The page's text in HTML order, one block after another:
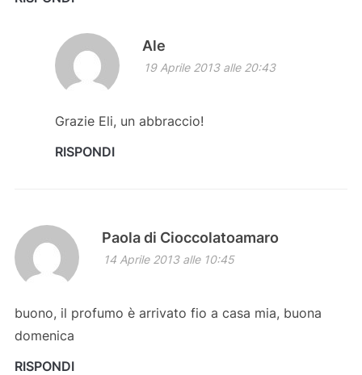
Ale
19 Aprile 2013 alle 20:43
Grazie Eli, un abbraccio!
RISPONDI
Paola di Cioccolatoamaro
14 Aprile 2013 alle 10:45
buono, il profumo è arrivato fio a casa mia, buona
domenica
RISPONDI